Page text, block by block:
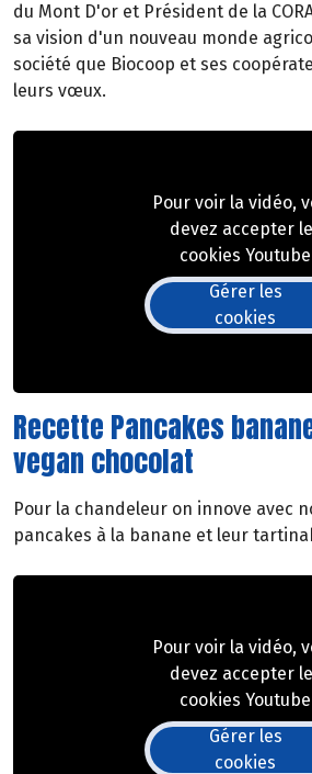
du Mont D'or et Président de la
sa vision d'un nouveau monde
société que Biocoop et ses
leurs vœux.
Pour voir la vidéo,
devez accepter
cookies Youtube
Gérer les
cookies
Recette Pancakes
vegan chocolat
Pour la chandeleur on innove avec
pancakes à la banane et leur
Pour voir la vidéo,
devez accepter
cookies Youtube
Gérer les
cookies